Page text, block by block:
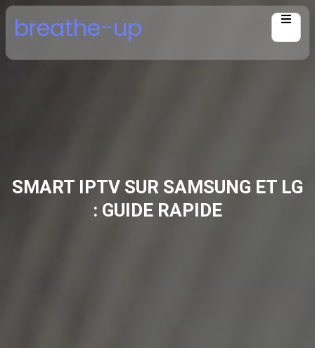
Skip
content
breathe-up
SMART IPTV SUR SAMSUNG ET LG
: GUIDE RAPIDE